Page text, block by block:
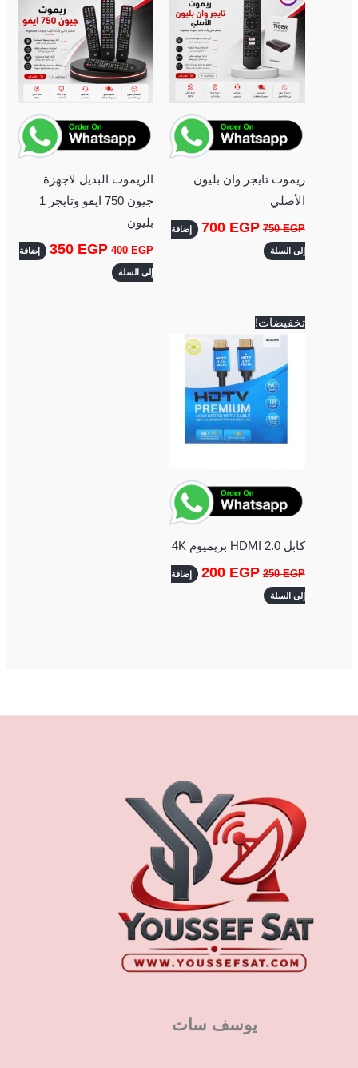
ريموت تايجر وان بليون
الأصلي
750EGP
700 EGP إضافة
إلى السلة
الريموت البديل لاجهزة
جيون 750 ايفو وتايجر 1
بليون
400EGP
350 EGP إضافة
إلى السلة
تخفيضات!
كابل HDMI 2.0 بريميوم 4K
250EGP
السعر
الأصلي
هو:
250 EGP.
200 EGP
هو:
200 EGP.
إضافة
إلى السلة
يوسف سات